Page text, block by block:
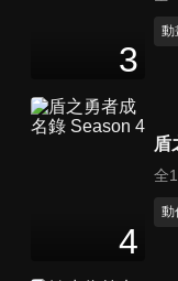
3
動
4
盾
全
動